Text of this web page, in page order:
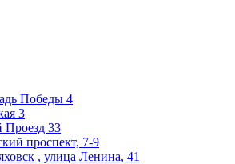
Победы 4
3
Проезд 33
проспект, 7-9
, улица Ленина, 41